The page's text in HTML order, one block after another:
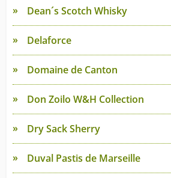
Dean´s Scotch Whisky
Delaforce
Domaine de Canton
Don Zoilo W&H Collection
Dry Sack Sherry
Duval Pastis de Marseille